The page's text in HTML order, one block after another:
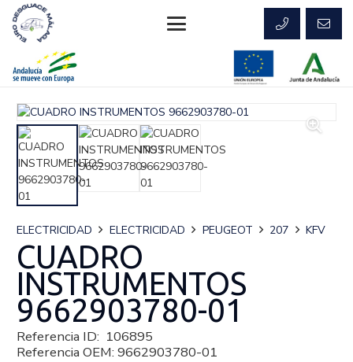
ELECTRICIDAD ELECTRICIDAD PEUGEOT 207 KFV
CUADRO
INSTRUMENTOS
9662903780-01
Referencia ID: 106895
Referencia OEM: 9662903780-01